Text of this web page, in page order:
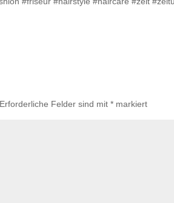
Erforderliche Felder sind mit* markiert